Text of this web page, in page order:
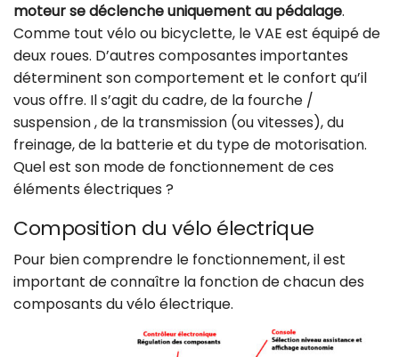
moteur se déclenche uniquement au pédalage.
Comme tout vélo ou bicyclette, le VAE est équipé de
deux roues. D’autres composantes importantes
déterminent son comportement et le confort qu’il
vous offre. Il s’agit du cadre, de la fourche /
suspension , de la transmission (ou vitesses), du
freinage, de la batterie et du type de motorisation.
Quel est son mode de fonctionnement de ces
éléments électriques ?
Composition du vélo électrique
Pour bien comprendre le fonctionnement, il est
important de connaître la fonction de chacun des
composants du vélo électrique.